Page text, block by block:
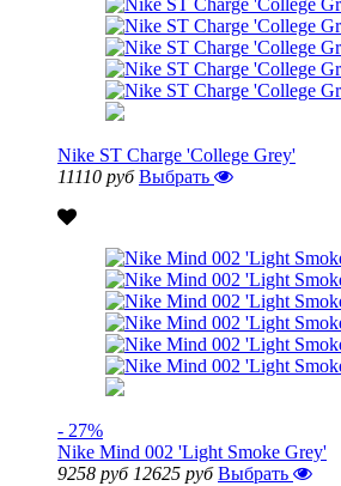
Nike ST Charge 'College Grey'
11110 руб Выбрать
- 27%
Nike Mind 002 'Light Smoke Grey'
9258 руб 12625 руб Выбрать